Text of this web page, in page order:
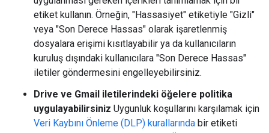
etiket kullanın. Örneğin, "Hassasiyet" etiketiyle "Gizli"
veya "Son Derece Hassas" olarak işaretlenmiş
dosyalara erişimi kısıtlayabilir ya da kullanıcıların
kuruluş dışındaki kullanıcılara "Son Derece Hassas"
iletiler göndermesini engelleyebilirsiniz.
Drive ve Gmail iletilerindeki öğelere politika
uygulayabilirsiniz Uygunluk koşullarını karşılamak için
Veri Kaybını Önleme (DLP) kurallarında bir etiketi